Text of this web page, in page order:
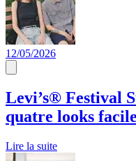
12/05/2026
Levi’s® Festival
quatre looks
Lire la suite